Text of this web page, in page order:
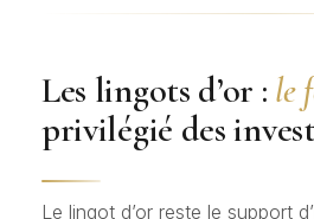
Les lingots d’or : le
privilégié des
Le lingot d’or reste le support